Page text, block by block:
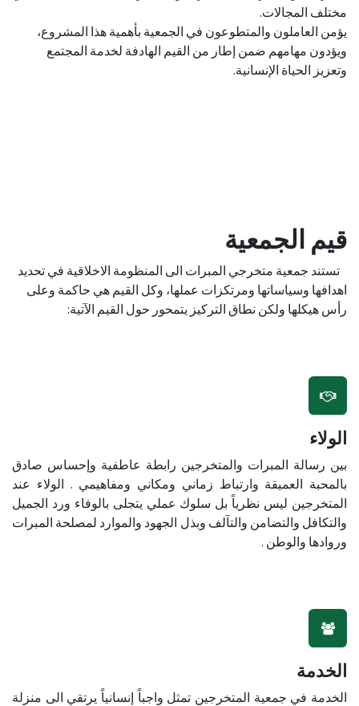
مختلف المجالات.
يؤمن العاملون والمتطوعون في الجمعية بأهمية هذا المشروع،
ويؤدون مهامهم ضمن إطار من القيم الهادفة لخدمة المجتمع
وتعزيز الحياة الإنسانية.
قيم الجمعية
تستند جمعية متخرجي المبرات الى المنظومة الاخلاقية في تحديد
اهدافها وسياساتها ومرتكزات عملها، وكل القيم هي حاكمة وعلى
رأس هيكلها ولكن نطاق التركيز يتمحور حول القيم الآتية:
الولاء
بين رسالة المبرات والمتخرجين رابطة عاطفية وإحساس صادق
بالمحبة العميقة وارتباط زماني ومكاني ومفاهيمي . الولاء عند
المتخرجين ليس نظرياً بل سلوك عملي يتجلى بالوفاء ورد الجميل
والتكافل والتضامن والتآلف وبذل الجهود والموارد لمصلحة المبرات
وروادها والوطن .
الخدمة
الخدمة في جمعية المتخرجين تمثل واجباً إنسانياً يرتقي الى منزلة